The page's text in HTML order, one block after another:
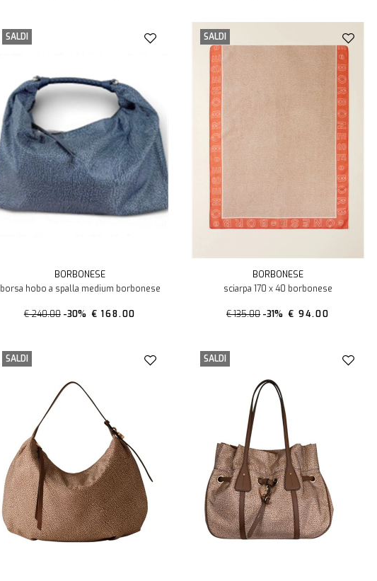
SALDI
BORBONESE
borsa hobo a spalla medium borbonese
€ 240.00 -30% € 168.00
SALDI
BORBONESE
sciarpa 170 x 40 borbonese
€ 135.00 -31% € 94.00
SALDI SALDI